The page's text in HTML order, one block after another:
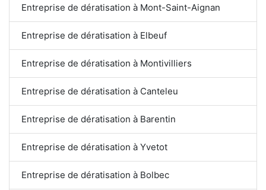
Entreprise de dératisation à Mont-Saint-Aignan
Entreprise de dératisation à Elbeuf
Entreprise de dératisation à Montivilliers
Entreprise de dératisation à Canteleu
Entreprise de dératisation à Barentin
Entreprise de dératisation à Yvetot
Entreprise de dératisation à Bolbec